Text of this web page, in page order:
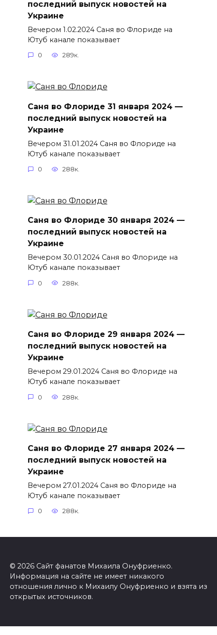
последний выпуск новостей на
Украине
Вечером 1.02.2024 Саня во Флориде на
Ютуб канале показывает
0 289к.
Саня во Флориде 31 января 2024 —
последний выпуск новостей на
Украине
Вечером 31.01.2024 Саня во Флориде на
Ютуб канале показывает
0 288к.
Саня во Флориде 30 января 2024 —
последний выпуск новостей на
Украине
Вечером 30.01.2024 Саня во Флориде на
Ютуб канале показывает
0 288к.
Саня во Флориде 29 января 2024 —
последний выпуск новостей на
Украине
Вечером 29.01.2024 Саня во Флориде на
Ютуб канале показывает
0 288к.
Саня во Флориде 27 января 2024 —
последний выпуск новостей на
Украине
Вечером 27.01.2024 Саня во Флориде на
Ютуб канале показывает
0 288к.
© 2026 Сайт фанатов Михаила Онуфриенко.
Информация на сайте не имеет никакого
отношения лично к Михаилу Онуфриенко и взята из
открытых источников.